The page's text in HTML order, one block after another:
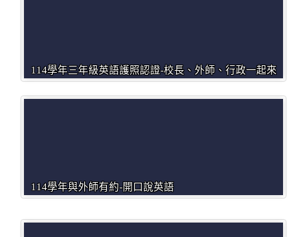
114學年三年級英語護照認證-校長、外師、行政一起來
114學年與外師有約-開口說英語